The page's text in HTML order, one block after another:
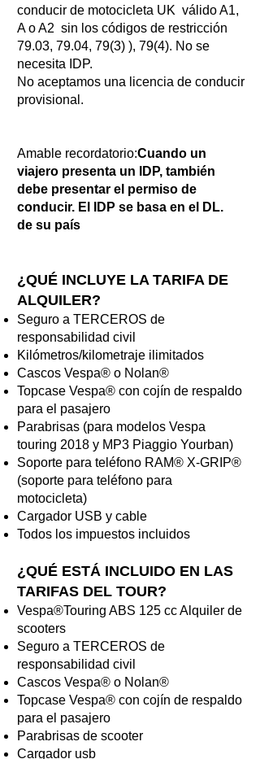
conducir de motocicleta UK válido A1,
A o A2 sin los códigos de restricción
79.03, 79.04, 79(3) ), 79(4). No se
necesita IDP.
No aceptamos una licencia de conducir
provisional.
Amable recordatorio:Cuando un
viajero presenta un IDP, también
debe presentar el permiso de
conducir. El IDP se basa en el DL.
de su país
¿QUÉ INCLUYE LA TARIFA DE
ALQUILER?
Seguro a TERCEROS de
responsabilidad civil
Kilómetros/kilometraje ilimitados
Cascos Vespa® o Nolan®
Topcase Vespa® con cojín de respaldo
para el pasajero
Parabrisas (para modelos Vespa
touring 2018 y MP3 Piaggio Yourban)
Soporte para teléfono RAM® X-GRIP®
(soporte para teléfono para
motocicleta)
Cargador USB y cable
Todos los impuestos incluidos
¿QUÉ ESTÁ INCLUIDO EN LAS
TARIFAS DEL TOUR?
Vespa®Touring ABS 125 cc Alquiler de
scooters
Seguro a TERCEROS de
responsabilidad civil
Cascos Vespa® o Nolan®
Topcase Vespa® con cojín de respaldo
para el pasajero
Parabrisas de scooter
Cargador usb